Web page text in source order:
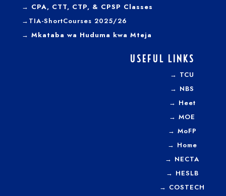
→ CPA, CTT, CTP, & CPSP Classes
→TIA-ShortCourses 2025/26
→ Mkataba wa Huduma kwa Mteja
USEFUL LINKS
→ TCU
→ NBS
→ Heet
→ MOE
→ MoFP
→ Home
→ NECTA
→ HESLB
→ COSTECH